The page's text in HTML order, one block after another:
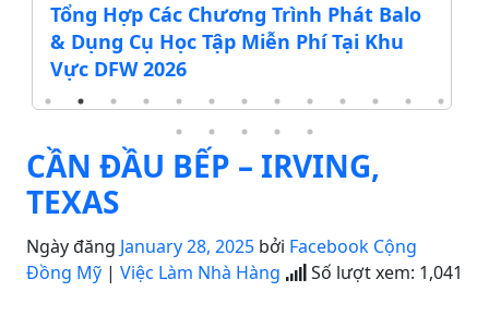
Tổng Hợp Các Chương Trình Phát Balo
& Dụng Cụ Học Tập Miễn Phí Tại Khu
Vực DFW 2026
CẦN ĐẦU BẾP – IRVING,
TEXAS
Ngày đăng January 28, 2025 bởi Facebook Cộng
Đồng Mỹ | Việc Làm Nhà Hàng Số lượt xem: 1,041